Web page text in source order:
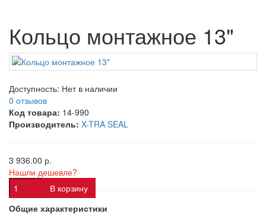
Кольцо монтажное 13"
Доступность: Нет в наличии
0 отзывов
Код товара: 14-990
Производитель: X-TRA SEAL
3 936.00 р.
Нашли дешевле?
В корзину
Общие характеристики